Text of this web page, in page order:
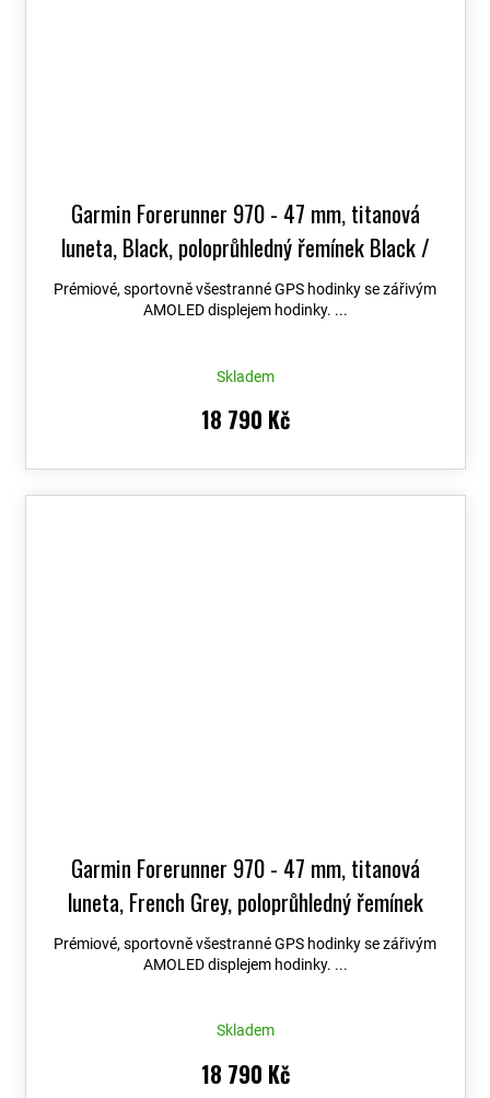
Garmin Forerunner 970 - 47 mm, titanová
luneta, Black, poloprůhledný řemínek Black /
White 010-02969-10+ možnost výměny do 90
dní + Topo Czech PRO Voucher
Prémiové, sportovně všestranné GPS hodinky se zářivým
AMOLED displejem hodinky. ...
Skladem
18 790 Kč
Garmin Forerunner 970 - 47 mm, titanová
luneta, French Grey, poloprůhledný řemínek
French Grey / Indigo 010-02969-12+ možnost
výměny do 90 dní + Topo Czech PRO Voucher
Prémiové, sportovně všestranné GPS hodinky se zářivým
AMOLED displejem hodinky. ...
Skladem
18 790 Kč